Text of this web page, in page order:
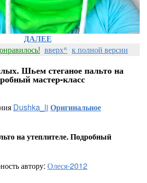
ДАЛЕЕ
вверх^ к полной версии
Шьем стеганое пальто на
мастер-класс
Dushka_li Оригинальное
на утеплителе. Подробный
автору: Олеся-2012